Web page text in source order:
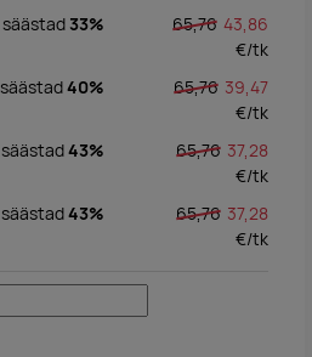
säästad 33% 65,76 43,86
€/tk
säästad40% 65,76 39,47
€/tk
säästad43% 65,76 37,28
€/tk
säästad43% 65,76 37,28
€/tk